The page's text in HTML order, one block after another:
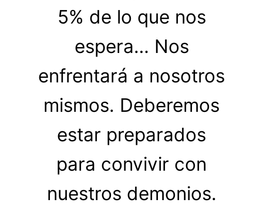
5% de lo que nos
espera… Nos
enfrentará a nosotros
mismos. Deberemos
estar preparados
para convivir con
nuestros demonios.